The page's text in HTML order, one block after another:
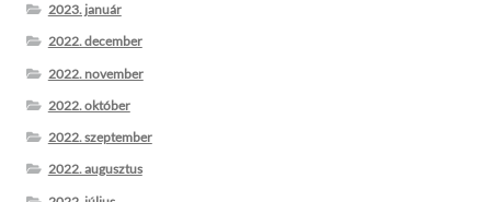
2023. január
2022. december
2022. november
2022. október
2022. szeptember
2022. augusztus